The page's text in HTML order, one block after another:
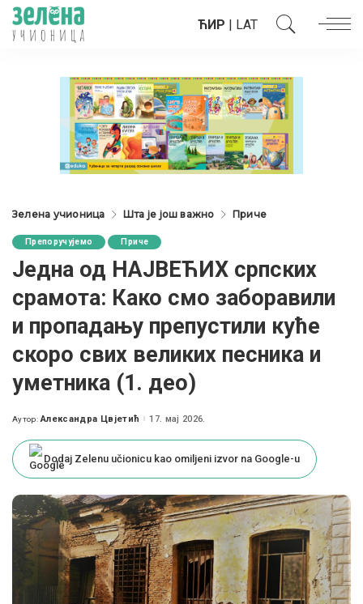
ЋИР | LAT
Зелена учионица Шта је још важно Приче
Препоручујемо Приче
Једна од НАЈВЕЋИХ српских
срамота: Како смо заборавили
и пропадању препустили куће
скоро свих великих песника и
уметника (1. део)
Posted
Аутор: Александра Цвјетић 17. мај 2026.
Dodaj Zelenu učionicu kao omiljeni izvor na Google-u